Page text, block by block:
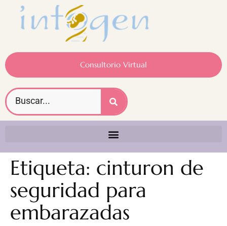
Consultorio Virtual
Etiqueta: cinturon de
seguridad para
embarazadas